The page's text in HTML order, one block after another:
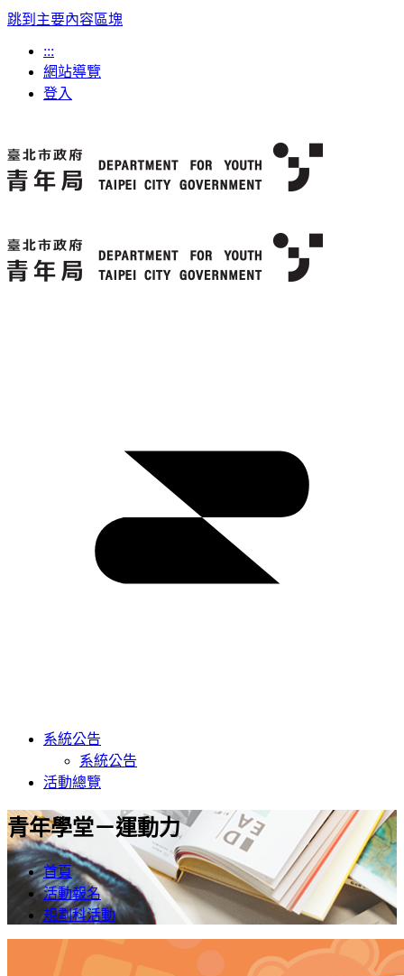
跳到主要內容區塊
:::
網站導覽
登入
系統公告
系統公告
活動總覽
青年學堂－運動力
首頁
活動報名
規劃科活動